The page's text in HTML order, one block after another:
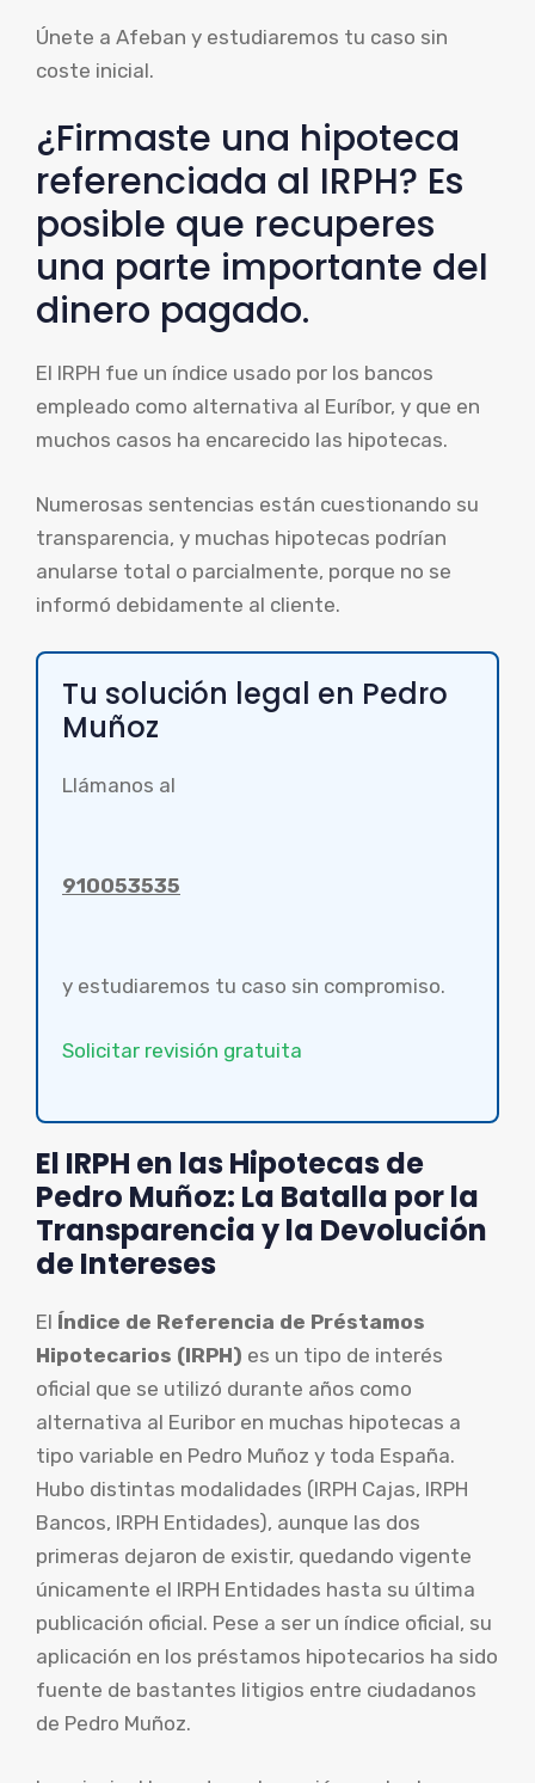
Únete a Afeban y estudiaremos tu caso sin
coste inicial.
¿Firmaste una hipoteca
referenciada al IRPH? Es
posible que recuperes
una parte importante del
dinero pagado.
El IRPH fue un índice usado por los bancos
empleado como alternativa al Euríbor, y que en
muchos casos ha encarecido las hipotecas.
Numerosas sentencias están cuestionando su
transparencia, y muchas hipotecas podrían
anularse total o parcialmente, porque no se
informó debidamente al cliente.
Tu solución legal en Pedro
Muñoz
Llámanos al
910053535
y estudiaremos tu caso sin compromiso.
Solicitar revisión gratuita
El IRPH en las Hipotecas de
Pedro Muñoz: La Batalla por la
Transparencia y la Devolución
de Intereses
El Índice de Referencia de Préstamos
Hipotecarios (IRPH) es un tipo de interés
oficial que se utilizó durante años como
alternativa al Euribor en muchas hipotecas a
tipo variable en Pedro Muñoz y toda España.
Hubo distintas modalidades (IRPH Cajas, IRPH
Bancos, IRPH Entidades), aunque las dos
primeras dejaron de existir, quedando vigente
únicamente el IRPH Entidades hasta su última
publicación oficial. Pese a ser un índice oficial, su
aplicación en los préstamos hipotecarios ha sido
fuente de bastantes litigios entre ciudadanos
de Pedro Muñoz.